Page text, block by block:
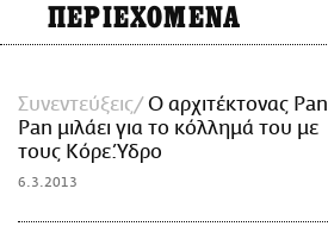
ΠΕΡΙΕΧΟΜΕΝΑ
Συνεντεύξεις
Ο αρχιτέκτονας Pan
Pan μιλάει για το κόλλημά του με
τους Κόρε.Ύδρο
6.3.2013